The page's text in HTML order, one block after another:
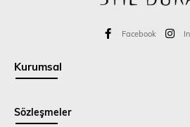
Facebook
Kurumsal
Sözleşmeler